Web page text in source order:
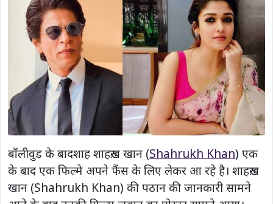
बॉलीवुड के बादशाह शाहरुख़ खान (Shahrukh Khan) एक
के बाद एक फिल्मे अपने फैंस के लिए लेकर आ रहे है। शाहरुख़
खान (Shahrukh Khan) की पठान की जानकारी सामने